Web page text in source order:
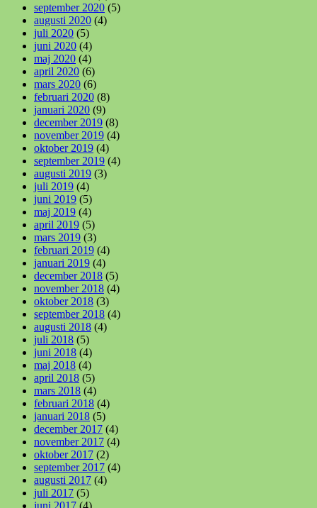
september 2020 (5)
augusti 2020 (4)
juli 2020 (5)
juni 2020 (4)
maj 2020 (4)
april 2020 (6)
mars 2020 (6)
februari 2020 (8)
januari 2020 (9)
december 2019 (8)
november 2019 (4)
oktober 2019 (4)
september 2019 (4)
augusti 2019 (3)
juli 2019 (4)
juni 2019 (5)
maj 2019 (4)
april 2019 (5)
mars 2019 (3)
februari 2019 (4)
januari 2019 (4)
december 2018 (5)
november 2018 (4)
oktober 2018 (3)
september 2018 (4)
augusti 2018 (4)
juli 2018 (5)
juni 2018 (4)
maj 2018 (4)
april 2018 (5)
mars 2018 (4)
februari 2018 (4)
januari 2018 (5)
december 2017 (4)
november 2017 (4)
oktober 2017 (2)
september 2017 (4)
augusti 2017 (4)
juli 2017 (5)
juni 2017 (4)